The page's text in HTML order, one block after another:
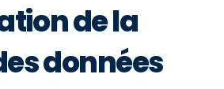
de la
données